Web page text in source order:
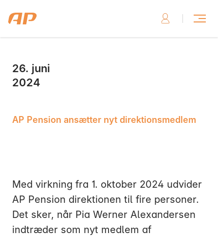
26. juni
2024
AP Pension ansætter nyt direktionsmedlem
Med virkning fra 1. oktober 2024 udvider
AP Pension direktionen til fire personer.
Det sker, når Pia Werner Alexandersen
indtræder som nyt medlem af
Skriv til os, hvis du har brug for hjælp
Ring til os, hvis du har brug for hjælp